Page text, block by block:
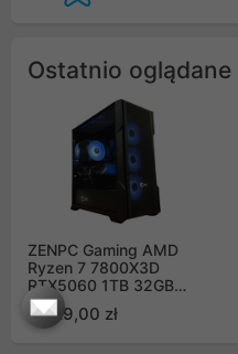
Ostatnio oglądane
ZENPC Gaming AMD
Ryzen 7 7800X3D
RTX5060 1TB 32GB
DLSS 4
6 829,00 zł